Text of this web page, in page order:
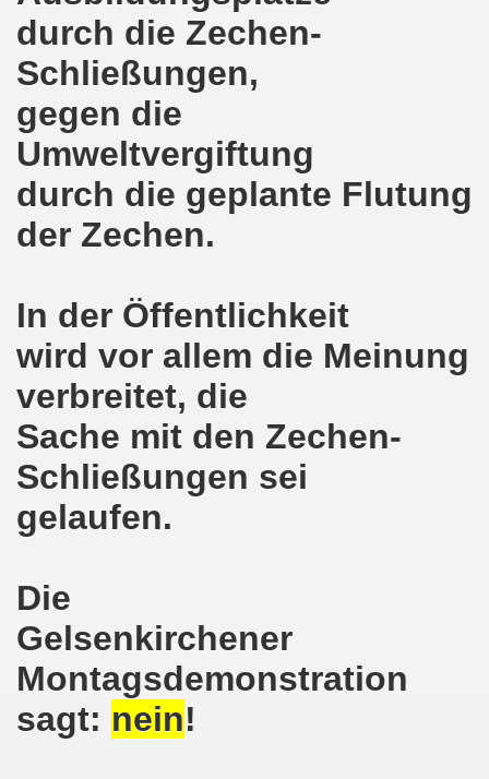
durch die Zechen-
Schließungen,
gegen die
Umweltvergiftung
durch die geplante Flutung
der Zechen.
In der Öffentlichkeit
wird vor allem die Meinung
verbreitet, die
Sache mit den Zechen-
Schließungen sei
gelaufen.
Die
Gelsenkirchener
Montagsdemonstration
sagt: nein!
Montagsdemo-Bewegung am 15. Februar 2021
Montagsdemo-Bewegung am 11. Januar 2021
Bewegung am 23.11.2020 zum heißen Eisen Corona
Bewegung am 02.11.2020 - auf der Straße gegen das
am 10.10.2020 in Düsseldorf
Montagsdemo-Bewegung am 02. November 2020
auf die Bevölkerung! Beschäftigte und Arbeitslose
ruft auf: Kommt mit am 10.10.2020 gemeinsam
Brennpunkte am 14.09.2020: Wahlauswertung - Lage
Bewegung am 14.09.2020 mit breiter Themenpalette
ich (Thomas Kistermann) zur Kommunalwahl für das
und dadurch wurde bis zum heutigen Zeitpunkt im
Bewegung - Jubiläum am 10.08.2020
im Kampf um Arbeitsplätze und auch im Kampf
Bewegung reiht sich ein am 08.06.2020 in weltweite